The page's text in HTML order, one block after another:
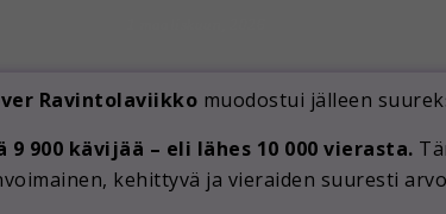
Ravintolaviikko muodostui jälleen
900 kävijää – eli lähes 10 000 vierasta.
kehittyvä ja vieraiden suuresti